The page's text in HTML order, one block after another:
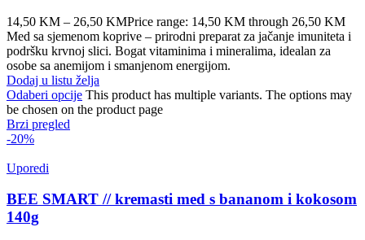
14,50 KM – 26,50 KMPrice range: 14,50 KM through 26,50 KM
Med sa sjemenom koprive – prirodni preparat za jačanje imuniteta i
podršku krvnoj slici. Bogat vitaminima i mineralima, idealan za
osobe sa anemijom i smanjenom energijom.
Dodaj u listu želja
Odaberi opcije This product has multiple variants. The options may
be chosen on the product page
Brzi pregled
-20%
Uporedi
BEE SMART // kremasti med s bananom i kokosom
140g